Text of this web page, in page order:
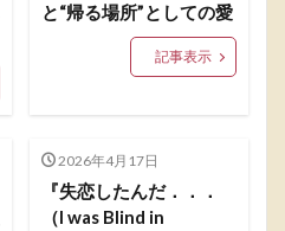
と“帰る場所”としての愛
記事表示
2026年4月17日
『失恋したんだ．．．
（I was Blind in